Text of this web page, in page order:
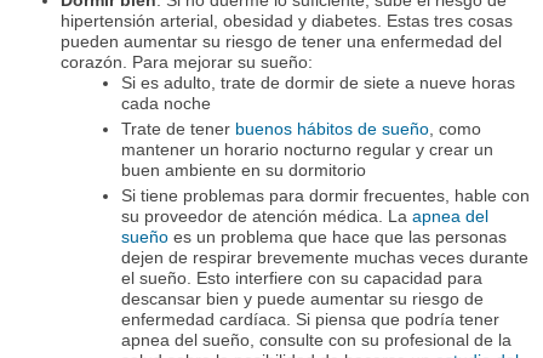
hipertensión arterial, obesidad y diabetes. Estas tres cosas
pueden aumentar su riesgo de tener una enfermedad del
corazón. Para mejorar su sueño:
Si es adulto, trate de dormir de siete a nueve horas
cada noche
Trate de tener buenos hábitos de sueño, como
mantener un horario nocturno regular y crear un
buen ambiente en su dormitorio
Si tiene problemas para dormir frecuentes, hable con
su proveedor de atención médica. La apnea del
sueñoes un problema que hace que las personas
dejen de respirar brevemente muchas veces durante
el sueño. Esto interfiere con su capacidad para
descansar bien y puede aumentar su riesgo de
enfermedad cardíaca. Si piensa que podría tener
apnea del sueño, consulte con su profesional de la